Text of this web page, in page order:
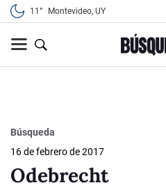
11° Montevideo, UY
Búsqueda
16 de febrero de 2017
Odebrecht